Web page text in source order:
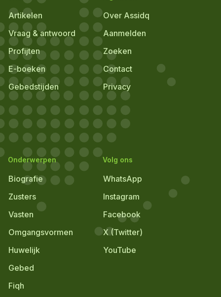
Artikelen
Vraag & antwoord
Profijten
E-boeken
Gebedstijden
Over Assidq
Aanmelden
Zoeken
Contact
Privacy
Onderwerpen
Biografie
Zusters
Vasten
Omgangsvormen
Huwelijk
Gebed
Fiqh
Volg ons
WhatsApp
Instagram
Facebook
X (Twitter)
YouTube